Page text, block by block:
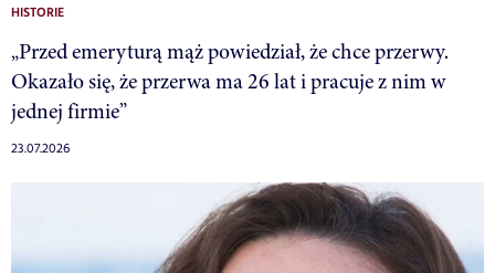
HISTORIE
„Przed emeryturą mąż powiedział, że chce przerwy.
Okazało się, że przerwa ma 26 lat i pracuje z nim w
jednej firmie”
23.07.2026